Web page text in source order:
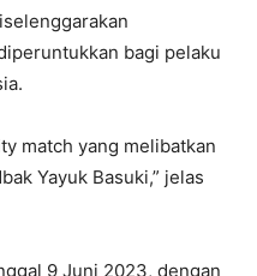
bagi pelaku
match yang melibatkan
Yayuk Basuki,” jelas
9 Juni 2023, dengan